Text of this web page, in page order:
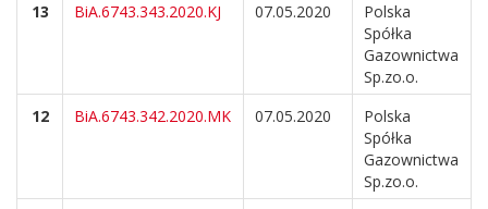
13
BiA.6743.343.2020.KJ 07.05.2020
Polska
Spółka
Gazownictwa
Sp.zo.o.
12
BiA.6743.342.2020.MK 07.05.2020
Polska
Spółka
Gazownictwa
Sp.zo.o.